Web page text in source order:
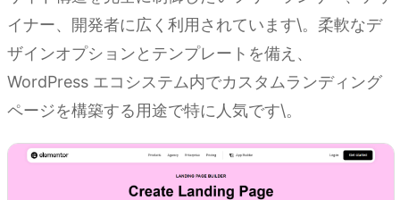
イナー、開発者に広く利用されています\。柔軟なデ
ザインオプションとテンプレートを備え、
WordPress エコシステム内でカスタムランディング
ページを構築する用途で特に人気です\。